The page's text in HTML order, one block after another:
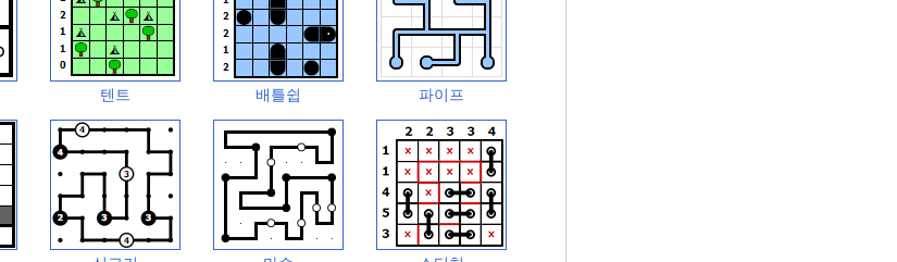
텐트 배틀쉽 파이프